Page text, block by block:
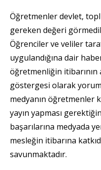
Öğretmenler devlet,
gereken değeri
Öğrenciler ve veliler
uygulandığına dair
öğretmenliğin itibarının
göstergesi olarak
medyanın öğretmenler
yayın yapması
başarılarına medyada
mesleğin itibarına
savunmaktadır.